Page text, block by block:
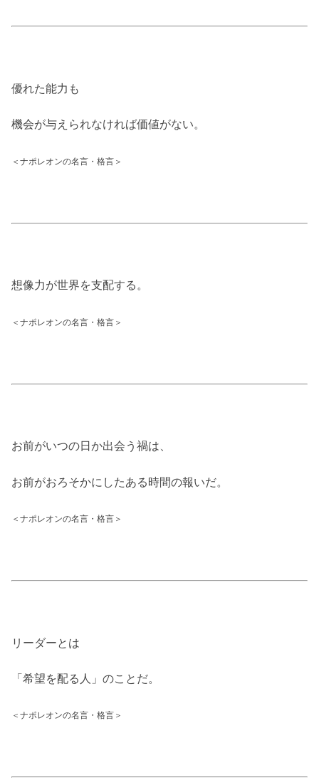
優れた能力も
機会が与えられなければ価値がない。
＜ナポレオンの名言・格言＞
想像力が世界を支配する。
＜ナポレオンの名言・格言＞
お前がいつの日か出会う禍は、
お前がおろそかにしたある時間の報いだ。
＜ナポレオンの名言・格言＞
リーダーとは
「希望を配る人」のことだ。
＜ナポレオンの名言・格言＞